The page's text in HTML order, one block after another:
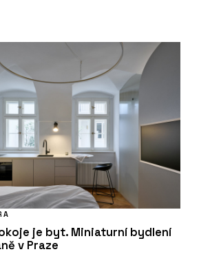
je byt. Miniaturní bydlení
v Praze